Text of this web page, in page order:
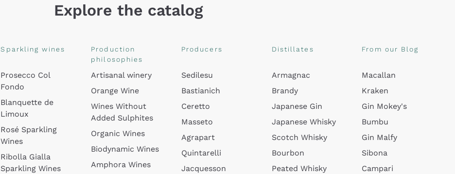
Explore the catalog
Sparkling wines
Prosecco Col
Fondo
Blanquette de
Limoux
Rosé Sparkling
Wines
Ribolla Gialla
Sparkling Wines
Production
philosophies
Artisanal winery
Orange Wine
Wines Without
Added Sulphites
Organic Wines
Biodynamic Wines
Amphora Wines
Producers
Sedilesu
Bastianich
Ceretto
Masseto
Agrapart
Quintarelli
Jacquesson
Distillates
Armagnac
Brandy
Japanese Gin
Japanese Whisky
Scotch Whisky
Bourbon
Peated Whisky
From our Blog
Macallan
Kraken
Gin Mokey's
Bumbu
Gin Malfy
Sibona
Campari